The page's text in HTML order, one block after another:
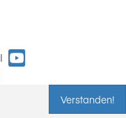
|
Verstanden!